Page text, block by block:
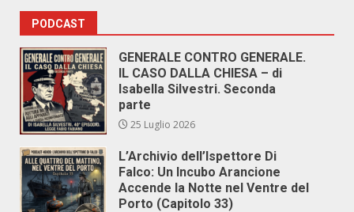
PODCAST
GENERALE CONTRO GENERALE.
IL CASO DALLA CHIESA – di
Isabella Silvestri. Seconda
parte
25 Luglio 2026
L’Archivio dell’Ispettore Di
Falco: Un Incubo Arancione
Accende la Notte nel Ventre del
Porto (Capitolo 33)